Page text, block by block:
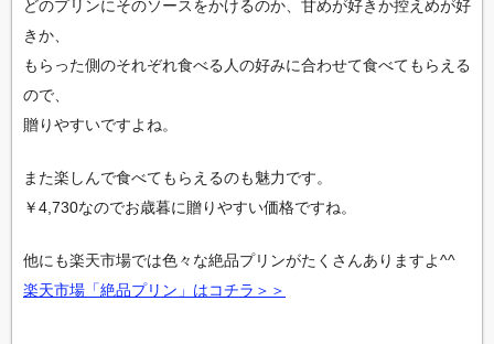
どのプリンにそのソースをかけるのか、甘めが好きか控えめが好
きか、
もらった側のそれぞれ食べる人の好みに合わせて食べてもらえる
ので、
贈りやすいですよね。
また楽しんで食べてもらえるのも魅力です。
￥4,730なのでお歳暮に贈りやすい価格ですね。
他にも楽天市場では色々な絶品プリンがたくさんありますよ^^
楽天市場「絶品プリン」はコチラ＞＞